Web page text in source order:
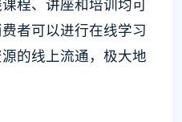
程、讲座和培训均可
者可以进行在线学习
的线上流通，极大地